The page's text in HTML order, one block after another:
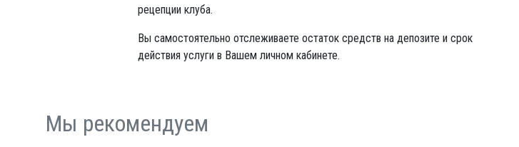
рецепции клуба.
Вы самостоятельно отслеживаете остаток средств на депозите и срок
действия услуги в Вашем личном кабинете.
Мы рекомендуем